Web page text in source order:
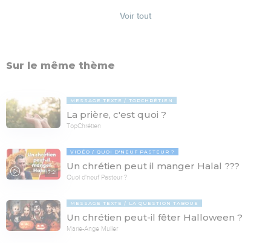
Voir tout
Sur le même thème
MESSAGE TEXTE TOPCHRÉTIEN
La prière, c'est quoi ?
TopChrétien
17:21
VIDÉO QUOI D'NEUF PASTEUR ?
Un chrétien peut il manger Halal ???
Quoi d'neuf Pasteur ?
MESSAGE TEXTE LA QUESTION TABOUE
Un chrétien peut-il fêter Halloween ?
Marie-Ange Muller